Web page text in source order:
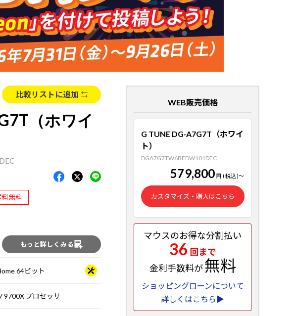
比較リストに追加
（ホワイ
料無料
もっと詳しくみる
64ビット
9700X プロセッサ
WEB販売価格
G TUNE DG-A7G7T（ホワイ
ト）
DGA7G7TW6BFDW101DEC
579,800 円 (税込)～
カスタマイズ・購入はこちら
マウスのお得な分割払い
36 回まで
金利手数料が無料
ショッピングローンについて
詳しくはこちら▶